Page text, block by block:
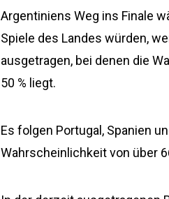
Argentiniens Weg ins Finale
Spiele des Landes würden,
ausgetragen, bei denen die
50 % liegt.
Es folgen Portugal, Spanien
Wahrscheinlichkeit von über